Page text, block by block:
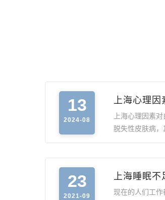
13
2024-08
上海心理因
上海心理因素
脱失性皮肤病
23
2021-09
上海睡眠不
现在的人们工